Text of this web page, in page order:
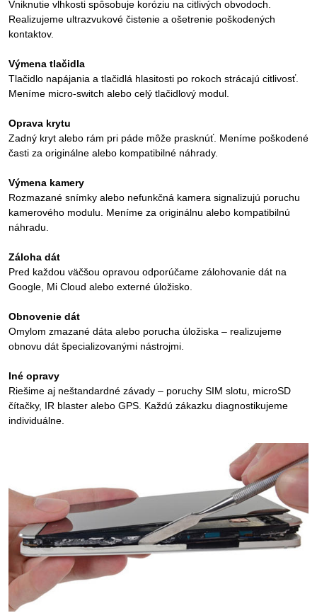
Vniknutie vlhkosti spôsobuje koróziu na citlivých obvodoch.
Realizujeme ultrazvukové čistenie a ošetrenie poškodených
kontaktov.
Výmena tlačidla
Tlačidlo napájania a tlačidlá hlasitosti po rokoch strácajú citlivosť.
Meníme micro-switch alebo celý tlačidlový modul.
Oprava krytu
Zadný kryt alebo rám pri páde môže prasknúť. Meníme poškodené
časti za originálne alebo kompatibilné náhrady.
Výmena kamery
Rozmazané snímky alebo nefunkčná kamera signalizujú poruchu
kamerového modulu. Meníme za originálnu alebo kompatibilnú
náhradu.
Záloha dát
Pred každou väčšou opravou odporúčame zálohovanie dát na
Google, Mi Cloud alebo externé úložisko.
Obnovenie dát
Omylom zmazané dáta alebo porucha úložiska – realizujeme
obnovu dát špecializovanými nástrojmi.
Iné opravy
Riešime aj neštandardné závady – poruchy SIM slotu, microSD
čítačky, IR blaster alebo GPS. Každú zákazku diagnostikujeme
individuálne.